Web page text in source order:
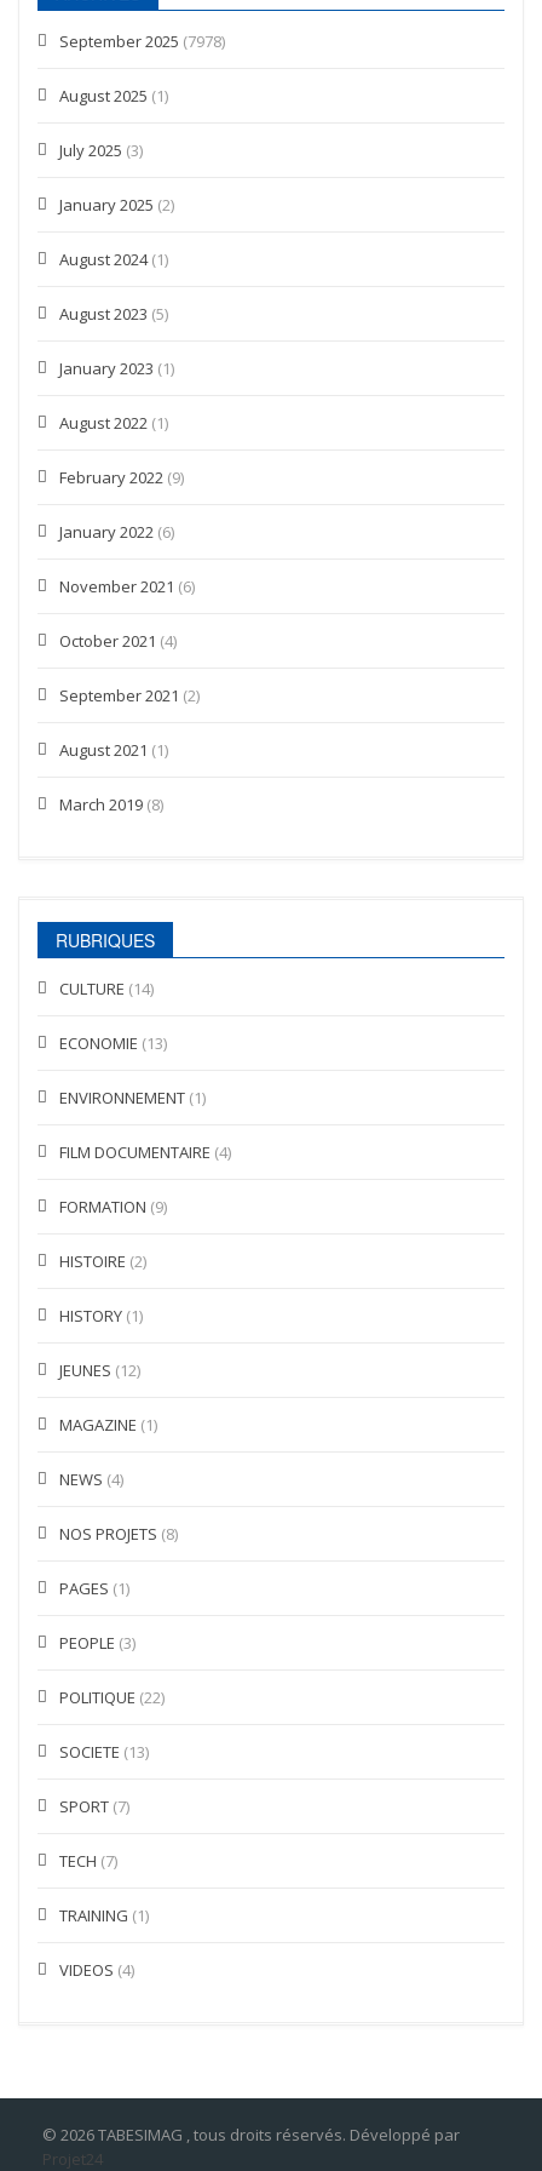
September 2025 (7978)
August 2025 (1)
July 2025 (3)
January 2025 (2)
August 2024(1)
August 2023 (5)
January 2023 (1)
August 2022 (1)
February 2022 (9)
January 2022 (6)
November 2021 (6)
October 2021 (4)
September 2021 (2)
August 2021 (1)
March 2019 (8)
RUBRIQUES
CULTURE (14)
ECONOMIE (13)
ENVIRONNEMENT (1)
FILM DOCUMENTAIRE (4)
FORMATION (9)
HISTOIRE (2)
HISTORY (1)
JEUNES (12)
MAGAZINE (1)
NEWS (4)
NOS PROJETS (8)
PAGES (1)
PEOPLE (3)
POLITIQUE (22)
SOCIETE (13)
SPORT (7)
TECH (7)
TRAINING (1)
VIDEOS (4)
© 2026 TABESIMAG , tous droits réservés. Développé par
Projet24